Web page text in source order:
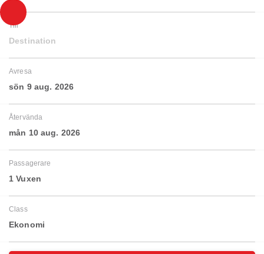
Till
Destination
Avresa
sön 9 aug. 2026
Återvända
mån 10 aug. 2026
Passagerare
1 Vuxen
Class
Ekonomi